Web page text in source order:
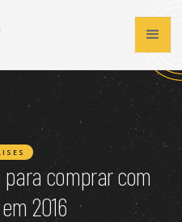
comprar com
2016